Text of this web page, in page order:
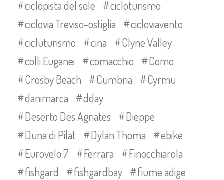
ciclopista del sole
cicloturismo
ciclovia Treviso-ostiglia
cicloviavento
cicluturismo
cina
Clyne Valley
colli Euganei
comacchio
Como
Crosby Beach
Cumbria
Cyrmu
danimarca
dday
Deserto Des Agriates
Dieppe
Duna di Pilat
Dylan Thoma
ebike
Eurovelo 7
Ferrara
Finocchiarola
fishgard
fishgardbay
fiume adige